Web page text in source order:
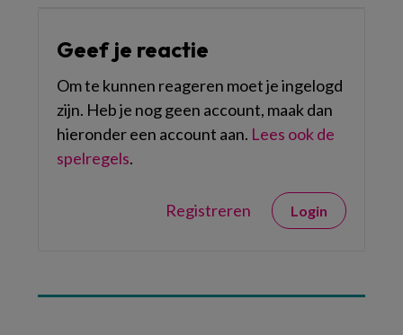
Geef je reactie
Om te kunnen reageren moet je ingelogd
zijn. Heb je nog geen account, maak dan
hieronder een account aan. Lees ook de
spelregels.
Registreren Login